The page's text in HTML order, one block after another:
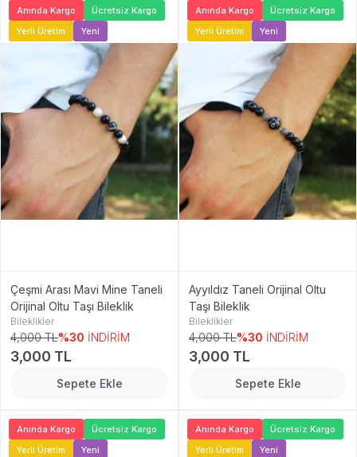
Anında Kargo
Ücretsiz Kargo
Yerli Üretim
Yeni
Çeşmi Arası Mavi Mine Taneli
Orijinal Oltu Taşı Bileklik
Bileklikler
4,000 TL%30 İNDİRİM
3,000 TL
Sepete Ekle
Anında Kargo
Ücretsiz Kargo
Yerli Üretim
Yeni
Ayyıldız Taneli Orijinal Oltu
Taşı Bileklik
Bileklikler
4,000 TL%30 İNDİRİM
3,000 TL
Sepete Ekle
Anında Kargo
Ücretsiz Kargo
Yerli Üretim
Yeni
Anında Kargo
Ücretsiz Kargo
Yerli Üretim
Yeni